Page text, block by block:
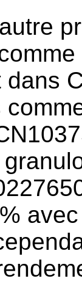
dans